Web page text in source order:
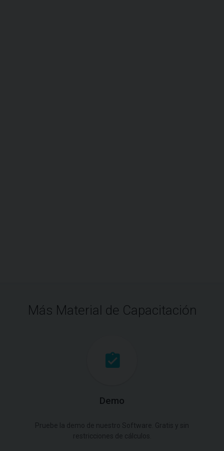
Más Material de Capacitación
Demo
Pruebe la demo de nuestro Software. Gratis y sin
restricciones de cálculos.